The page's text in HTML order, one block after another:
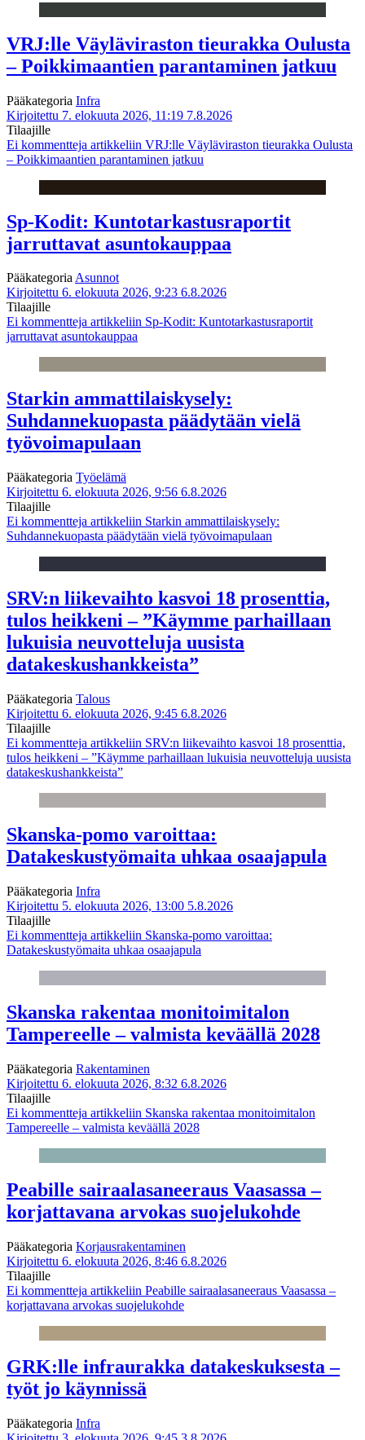
VRJ:lle Väyläviraston tieurakka Oulusta
– Poikkimaantien parantaminen jatkuu
Pääkategoria Infra
Kirjoitettu 7. elokuuta 2026, 11:19 7.8.2026
Tilaajille
Ei kommentteja artikkeliin VRJ:lle Väyläviraston tieurakka Oulusta
– Poikkimaantien parantaminen jatkuu
Sp-Kodit: Kuntotarkastusraportit
jarruttavat asuntokauppaa
PääkategoriaAsunnot
Kirjoitettu 6. elokuuta 2026, 9:23 6.8.2026
Tilaajille
Ei kommentteja artikkeliin Sp-Kodit: Kuntotarkastusraportit
jarruttavat asuntokauppaa
Starkin ammattilaiskysely:
Suhdannekuopasta päädytään vielä
työvoimapulaan
Pääkategoria Työelämä
Kirjoitettu 6. elokuuta 2026, 9:56 6.8.2026
Tilaajille
Ei kommentteja artikkeliin Starkin ammattilaiskysely:
Suhdannekuopasta päädytään vielä työvoimapulaan
SRV:n liikevaihto kasvoi 18 prosenttia,
tulos heikkeni – ”Käymme parhaillaan
lukuisia neuvotteluja uusista
datakeskushankkeista”
Pääkategoria Talous
Kirjoitettu 6. elokuuta 2026, 9:45 6.8.2026
Tilaajille
Ei kommentteja artikkeliin SRV:n liikevaihto kasvoi 18 prosenttia,
tulos heikkeni – ”Käymme parhaillaan lukuisia neuvotteluja uusista
datakeskushankkeista”
Skanska-pomo varoittaa:
Datakeskustyömaita uhkaa osaajapula
Pääkategoria Infra
Kirjoitettu 5. elokuuta 2026, 13:00 5.8.2026
Tilaajille
Ei kommentteja artikkeliin Skanska-pomo varoittaa:
Datakeskustyömaita uhkaa osaajapula
Skanska rakentaa monitoimitalon
Tampereelle – valmista keväällä 2028
Pääkategoria Rakentaminen
Kirjoitettu 6. elokuuta 2026, 8:32 6.8.2026
Tilaajille
Ei kommentteja artikkeliin Skanska rakentaa monitoimitalon
Tampereelle – valmista keväällä 2028
Peabille sairaalasaneeraus Vaasassa –
korjattavana arvokas suojelukohde
Pääkategoria Korjausrakentaminen
Kirjoitettu 6. elokuuta 2026, 8:46 6.8.2026
Tilaajille
Ei kommentteja artikkeliin Peabille sairaalasaneeraus Vaasassa –
korjattavana arvokas suojelukohde
GRK:lle infraurakka datakeskuksesta –
työt jo käynnissä
Pääkategoria Infra